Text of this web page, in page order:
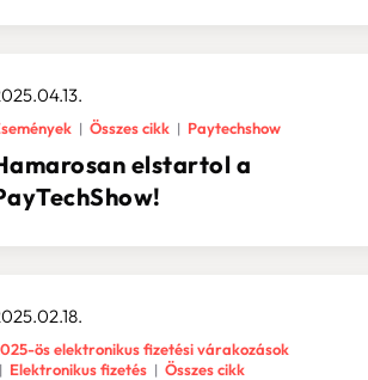
elstartol a
Összes cikk Paytechshow
ös elektronikus fizetési várakozások
Elektronikus fizetés
Összes cikk